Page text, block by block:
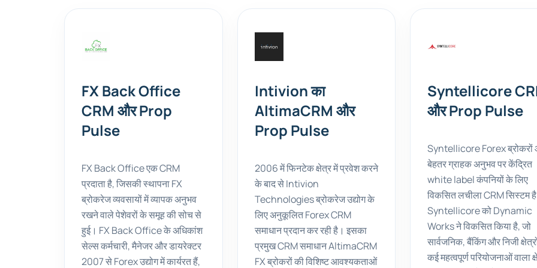
FX Back Office
CRM और Prop
Pulse
FX Back Office एक CRM
प्रदाता है, जिसकी स्थापना FX
ब्रोकरेज व्यवसायों में व्यापक अनुभव
रखने वाले पेशेवरों के समूह की सोच से
हुई। FX Back Office के अधिकांश
सेल्स कर्मचारी, मैनेजर और डायरेक्टर
2007 से Forex उद्योग में कार्यरत हैं,
Intivion का
AltimaCRM और
Prop Pulse
2006 में फिनटेक क्षेत्र में प्रवेश करने
के बाद से Intivion
Technologies ब्रोकरेज उद्योग के
लिए अनुकूलित Forex CRM
समाधान प्रदान कर रही है। इसका
प्रमुख CRM समाधान AltimaCRM
FX ब्रोकरों की विशिष्ट आवश्यकताओं
Syntellicore
और Prop Pulse
Syntellicore Forex ब्रोकरों
बेहतर ग्राहक अनुभव पर केंद्रित
white label कंपनियों के लिए
विकसित लचीला CRM सिस्टम
Syntellicore को Dynamic
Works ने विकसित किया है, जो
सार्वजनिक, बैंकिंग और निजी
कई महत्वपूर्ण परियोजनाओं वाला